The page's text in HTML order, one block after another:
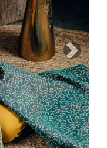
Next